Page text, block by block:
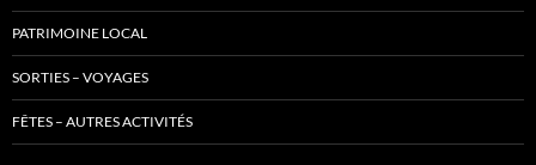
PATRIMOINE LOCAL
SORTIES – VOYAGES
FÊTES – AUTRES ACTIVITÉS